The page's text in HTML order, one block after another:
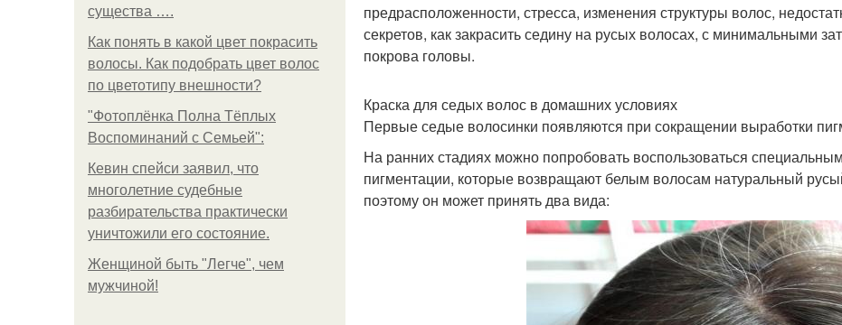
существа ….
Как понять в какой цвет покрасить
волосы. Как подобрать цвет волос
по цветотипу внешности?
"Фотоплёнка Полна Тёплых
Воспоминаний с Семьей":
Кевин спейси заявил, что
многолетние судебные
разбирательства практически
уничтожили его состояние.
Женщиной быть "Легче", чем
мужчиной!
предрасположенности, стресса, изменения структуры волос,
секретов, как закрасить седину на русых волосах, с минимальными
покрова головы.
Краска для седых волос в домашних условиях
Первые седые волосинки появляются при сокращении выработки
На ранних стадиях можно попробовать воспользоваться
пигментации, которые возвращают белым волосам натуральный
поэтому он может принять два вида: